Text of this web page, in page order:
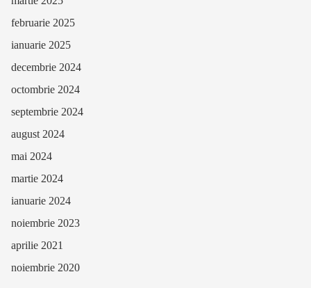
februarie 2025
ianuarie 2025
decembrie 2024
octombrie 2024
septembrie 2024
august 2024
mai 2024
martie 2024
ianuarie 2024
noiembrie 2023
aprilie 2021
noiembrie 2020